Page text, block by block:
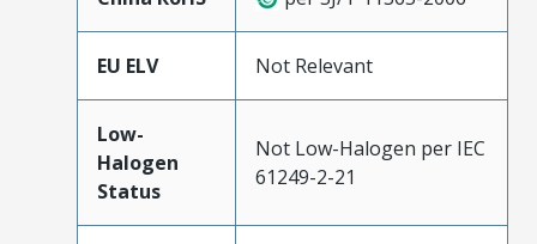
EU ELV Not Relevant
Low-
Halogen
Status
Not Low-Halogen per IEC
61249-2-21